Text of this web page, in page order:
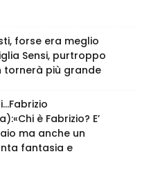
forse era meglio
Sensi, purtroppo
tornerà più grande
è Fabrizio? E’
ma anche un
fantasia e